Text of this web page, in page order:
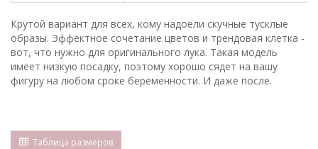
Крутой вариант для всех, кому надоели скучные тусклые
образы. Эффектное сочетание цветов и трендовая клетка -
вот, что нужно для оригинального лука. Такая модель
имеет низкую посадку, поэтому хорошо сядет на вашу
фигуру на любом сроке беременности. И даже после.
Таблица размеров